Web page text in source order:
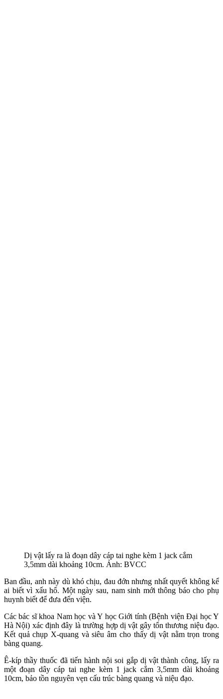
Dị vật lấy ra là đoạn dây cáp tai nghe kèm 1 jack cắm
3,5mm dài khoảng 10cm. Ảnh: BVCC
Ban đầu, anh này dù khó chịu, đau đớn nhưng nhất quyết không kể
ai biết vì xấu hổ. Một ngày sau, nam sinh mới thông báo cho phụ
huynh biết để đưa đến viện.
Các bác sĩ khoa Nam học và Y học Giới tính (Bệnh viện Đại học Y
Hà Nội) xác định đây là trường hợp dị vật gây tổn thương niệu đạo.
Kết quả chụp X-quang và siêu âm cho thấy dị vật nằm trọn trong
bàng quang.
Ê-kíp thầy thuốc đã tiến hành nội soi gắp dị vật thành công, lấy ra
một đoạn dây cáp tai nghe kèm 1 jack cắm 3,5mm dài khoảng
10cm, bảo tồn nguyên vẹn cấu trúc bàng quang và niệu đạo.